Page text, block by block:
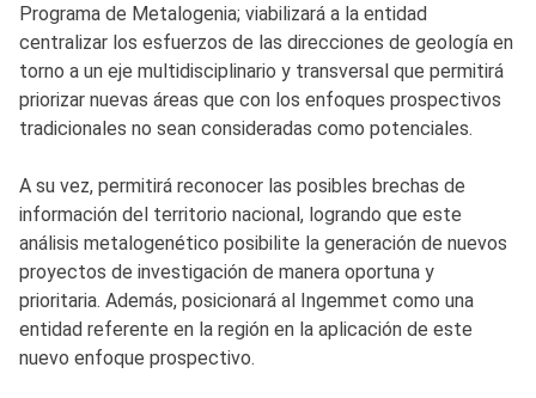
Programa de Metalogenia; viabilizará a la entidad
centralizar los esfuerzos de las direcciones de geología en
torno a un eje multidisciplinario y transversal que permitirá
priorizar nuevas áreas que con los enfoques prospectivos
tradicionales no sean consideradas como potenciales.
A su vez, permitirá reconocer las posibles brechas de
información del territorio nacional, logrando que este
análisis metalogenético posibilite la generación de nuevos
proyectos de investigación de manera oportuna y
prioritaria. Además, posicionará al Ingemmet como una
entidad referente en la región en la aplicación de este
nuevo enfoque prospectivo.